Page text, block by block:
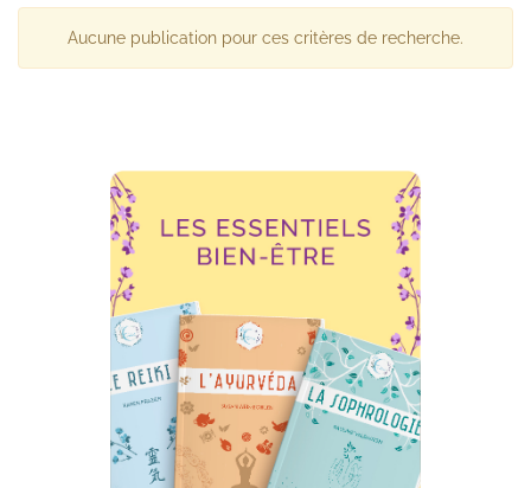
Aucune publication pour ces critères de recherche.